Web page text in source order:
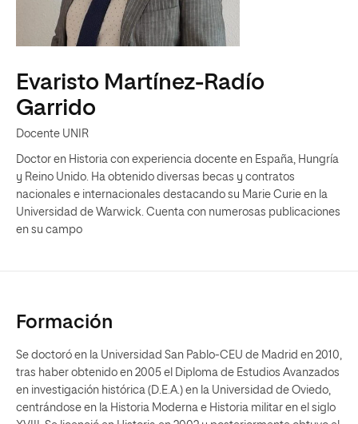
Evaristo Martínez-Radío
Garrido
Docente UNIR
Doctor en Historia con experiencia docente en España, Hungría
y Reino Unido. Ha obtenido diversas becas y contratos
nacionales e internacionales destacando su Marie Curie en la
Universidad de Warwick. Cuenta con numerosas publicaciones
en su campo
Formación
Se doctoró en la Universidad San Pablo-CEU de Madrid en 2010,
tras haber obtenido en 2005 el Diploma de Estudios Avanzados
en investigación histórica (D.E.A.) en la Universidad de Oviedo,
centrándose en la Historia Moderna e Historia militar en el siglo